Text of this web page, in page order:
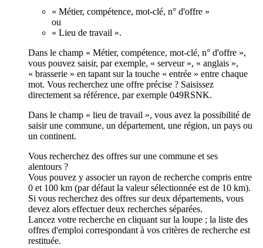
« Métier, compétence, mot-clé, n° d'offre »
ou
« Lieu de travail ».
Dans le champ « Métier, compétence, mot-clé, n° d'offre »,
vous pouvez saisir, par exemple, « serveur », « anglais »,
« brasserie » en tapant sur la touche « entrée » entre chaque
mot. Vous recherchez une offre précise ? Saisissez
directement sa référence, par exemple 049RSNK.
Dans le champ « lieu de travail », vous avez la possibilité de
saisir une commune, un département, une région, un pays ou
un continent.
Vous recherchez des offres sur une commune et ses
alentours ?
Vous pouvez y associer un rayon de recherche compris entre
0 et 100 km (par défaut la valeur sélectionnée est de 10 km).
Si vous recherchez des offres sur deux départements, vous
devez alors effectuer deux recherches séparées.
Lancez votre recherche en cliquant sur la loupe ; la liste des
offres d'emploi correspondant à vos critères de recherche est
restituée.